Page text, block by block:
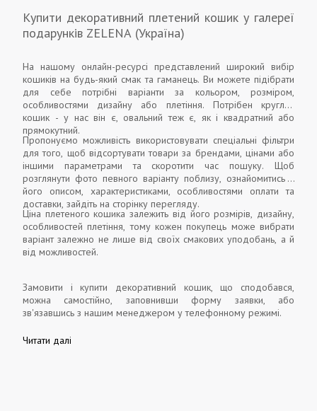
Купити декоративний плетений кошик у галереї
подарунків ZELENA (Україна)
На нашому онлайн-ресурсі представлений широкий вибір
кошиків на будь-який смак та гаманець. Ви можете підібрати
для себе потрібні варіанти за кольором, розміром,
особливостями дизайну або плетіння. Потрібен круглий
кошик - у нас він є, овальний теж є, як і квадратний або
прямокутний.
Пропонуємо можливість використовувати спеціальні фільтри
для того, щоб відсортувати товари за брендами, цінами або
іншими параметрами та скоротити час пошуку. Щоб
розглянути фото певного варіанту поблизу, ознайомитись з
його описом, характеристиками, особливостями оплати та
доставки, зайдіть на сторінку перегляду.
Ціна плетеного кошика залежить від його розмірів, дизайну,
особливостей плетіння, тому кожен покупець може вибрати
варіант залежно не лише від своїх смакових уподобань, а й
від можливостей.
Замовити і купити декоративний кошик, що сподобався,
можна самостійно, заповнивши форму заявки, або
зв'язавшись з нашим менеджером у телефонному режимі.
Читати далі